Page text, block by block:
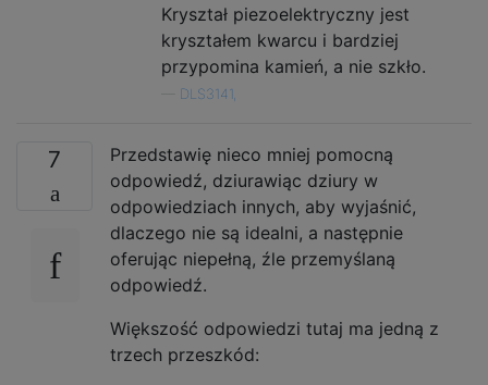
Kryształ piezoelektryczny jest
kryształem kwarcu i bardziej
przypomina kamień, a nie szkło.
DLS3141,
7
Przedstawię nieco mniej pomocną
odpowiedź, dziurawiąc dziury w
odpowiedziach innych, aby wyjaśnić,
dlaczego nie są idealni, a następnie
oferując niepełną, źle przemyślaną
odpowiedź.
Większość odpowiedzi tutaj ma jedną z
trzech przeszkód: